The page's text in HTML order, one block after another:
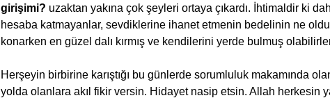
girişimi? uzaktan yakına çok şeyleri ortaya çıkardı. İhtimaldir ki
hesaba katmayanlar, sevdiklerine ihanet etmenin bedelinin ne
konarken en güzel dalı kırmış ve kendilerini yerde bulmuş
Herşeyin birbirine karıştığı bu günlerde sorumluluk makamında
yolda olanlara akıl fikir versin. Hidayet nasip etsin. Allah herkesin